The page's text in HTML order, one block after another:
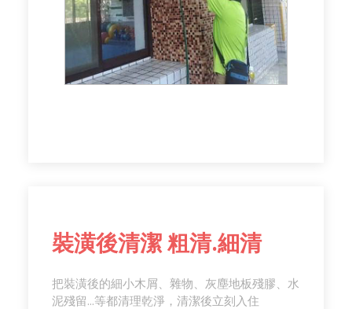
裝潢後清潔 粗清.細清
把裝潢後的細小木屑、雜物、灰塵地板殘膠、水
泥殘留...等都清理乾淨，清潔後立刻入住